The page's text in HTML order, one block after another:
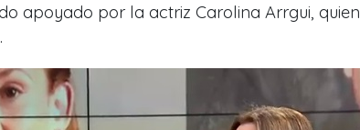
apoyado por la actriz Carolina Arrgui, quien